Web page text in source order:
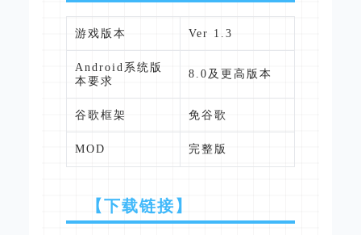
游戏版本 Ver 1.3
Android系统版
本要求
8.0及更高版本
谷歌框架 免谷歌
MOD 完整版
【下载链接】